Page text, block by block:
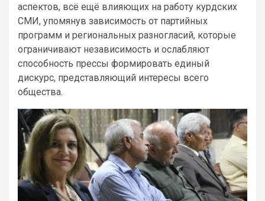
аспектов, всё ещё влияющих на работу курдских
СМИ, упомянув зависимость от партийных
программ и региональных разногласий, которые
ограничивают независимость и ослабляют
способность прессы формировать единый
дискурс, представляющий интересы всего
общества.